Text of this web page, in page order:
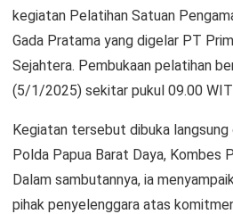
kegiatan Pelatihan Satuan
Gada Pratama yang digelar PT
Sejahtera. Pembukaan pelatihan
(5/1/2025) sekitar pukul 09.00
Kegiatan tersebut dibuka langsung
Polda Papua Barat Daya, Kombes
Dalam sambutannya, ia
pihak penyelenggara atas